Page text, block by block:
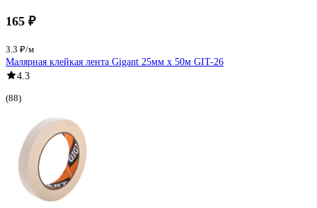
165 ₽
3.3 ₽/м
Малярная клейкая лента Gigant 25мм х 50м GIT-26
4.3
(88)